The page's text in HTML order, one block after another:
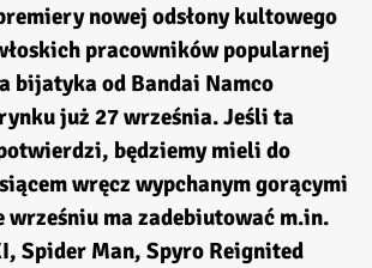
nowej odsłony kultowego
pracowników popularnej
bijatyka od Bandai Namco
już 27 września. Jeśli ta
będziemy mieli do
wręcz wypchanym gorącymi
wrześniu ma zadebiutować m.in.
Spider Man, Spyro Reignited